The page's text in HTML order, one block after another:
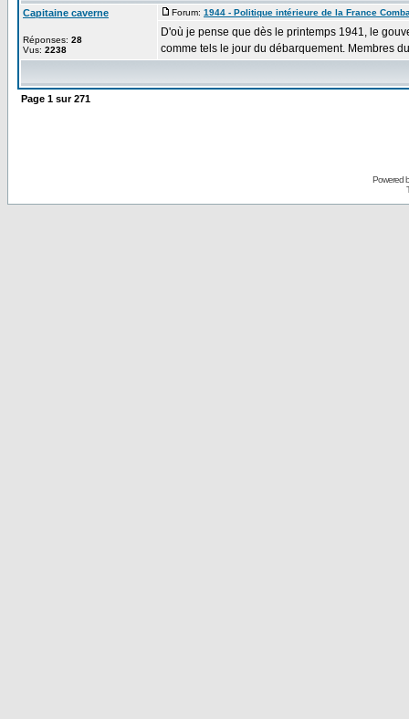
Capitaine caverne
Réponses: 28
Vus: 2238
Forum: 1944 - Politique intérieure de la France
D'où je pense que dès le printemps 1941, le
comme tels le jour du débarquement. Membres
Page 1 sur271
Powered